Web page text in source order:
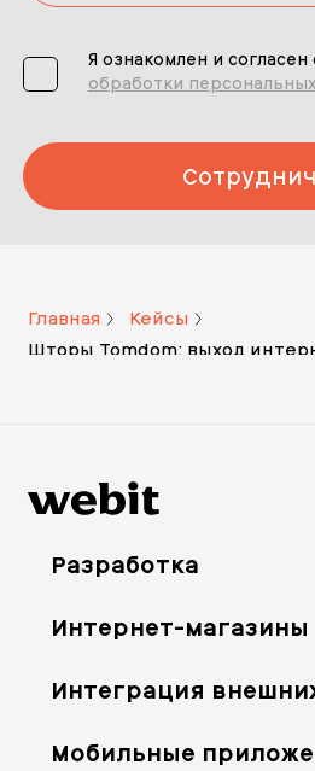
Я ознакомлен и согласен
обработки
Главная
Кейсы
Шторы Tomdom: выход
Разработка
Интернет-магазины
Интеграция
Мобильные